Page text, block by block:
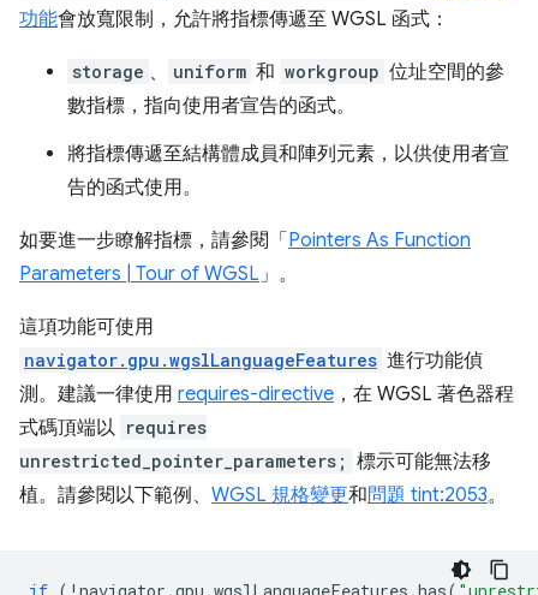
功能會放寬限制，允許將指標傳遞至 WGSL 函式：
storage 、 uniform 和 workgroup 位址空間的參
數指標，指向使用者宣告的函式。
將指標傳遞至結構體成員和陣列元素，以供使用者宣
告的函式使用。
如要進一步瞭解指標，請參閱「 Pointers As Function
Parameters | Tour of WGSL」。
這項功能可使用
navigator.gpu.wgslLanguageFeatures 進行功能偵
測。建議一律使用 requires-directive ，在 WGSL 著色器程
式碼頂端以 requires
unrestricted_pointer_parameters; 標示可能無法移
植。請參閱以下範例、 WGSL 規格變更和問題 tint:2053。